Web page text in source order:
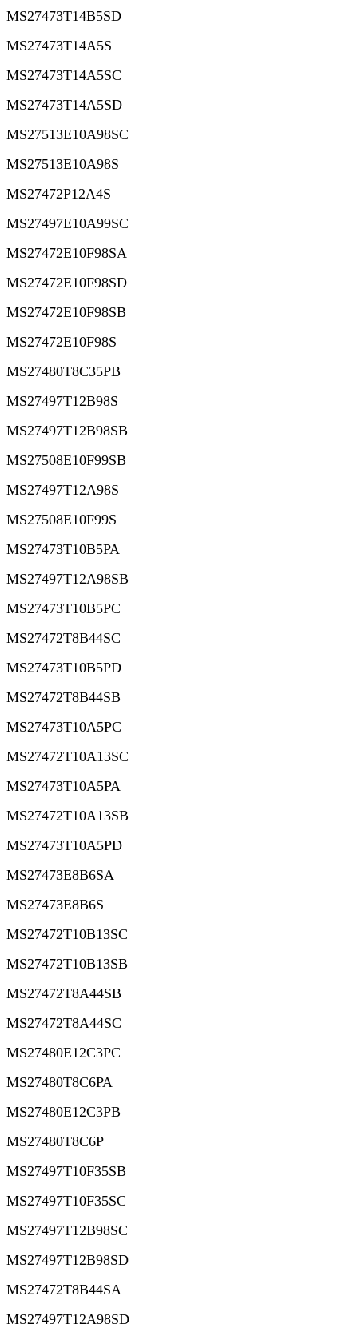
MS27473T14B5SD
MS27473T14A5S
MS27473T14A5SC
MS27473T14A5SD
MS27513E10A98SC
MS27513E10A98S
MS27472P12A4S
MS27497E10A99SC
MS27472E10F98SA
MS27472E10F98SD
MS27472E10F98SB
MS27472E10F98S
MS27480T8C35PB
MS27497T12B98S
MS27497T12B98SB
MS27508E10F99SB
MS27497T12A98S
MS27508E10F99S
MS27473T10B5PA
MS27497T12A98SB
MS27473T10B5PC
MS27472T8B44SC
MS27473T10B5PD
MS27472T8B44SB
MS27473T10A5PC
MS27472T10A13SC
MS27473T10A5PA
MS27472T10A13SB
MS27473T10A5PD
MS27473E8B6SA
MS27473E8B6S
MS27472T10B13SC
MS27472T10B13SB
MS27472T8A44SB
MS27472T8A44SC
MS27480E12C3PC
MS27480T8C6PA
MS27480E12C3PB
MS27480T8C6P
MS27497T10F35SB
MS27497T10F35SC
MS27497T12B98SC
MS27497T12B98SD
MS27472T8B44SA
MS27497T12A98SD